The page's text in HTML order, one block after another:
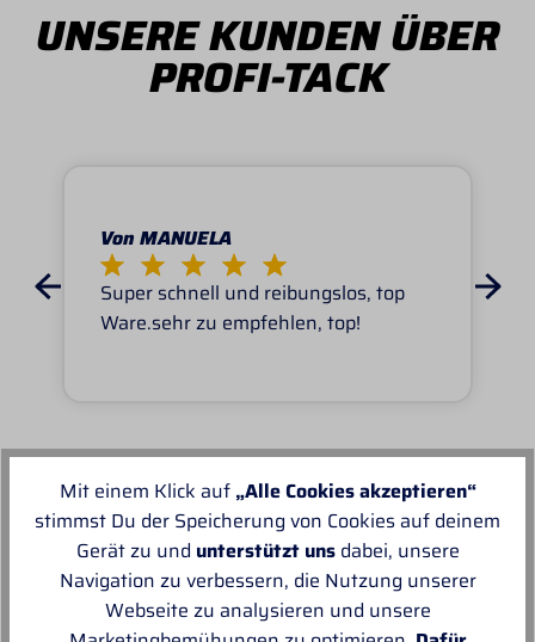
UNSERE KUNDEN ÜBER
PROFI-TACK
Von MANUELA
Super schnell und reibungslos, top
Ware.sehr zu empfehlen, top!
Unsere Empfehlungen
Mit einem Klick auf „Alle Cookies akzeptieren“
stimmst Du der Speicherung von Cookies auf deinem
Gerät zu und unterstützt unsdabei, unsere
Navigation zu verbessern, die Nutzung unserer
Webseite zu analysieren und unsere